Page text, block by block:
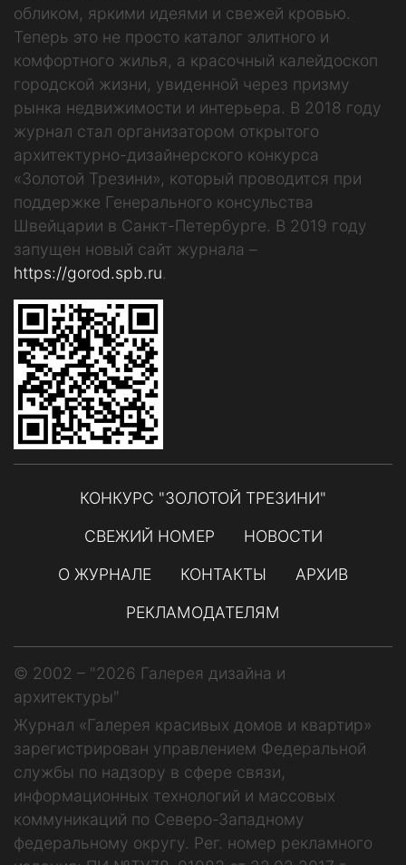
обликом, яркими идеями и свежей кровью.
Теперь это не просто каталог элитного и
комфортного жилья, а красочный калейдоскоп
городской жизни, увиденной через призму
рынка недвижимости и интерьера. В 2018 году
журнал стал организатором открытого
архитектурно-дизайнерского конкурса
«Золотой Трезини», который проводится при
поддержке Генерального консульства
Швейцарии в Санкт-Петербурге. В 2019 году
запущен новый сайт журнала –
https://gorod.spb.ru.
КОНКУРС "ЗОЛОТОЙ ТРЕЗИНИ"
СВЕЖИЙ НОМЕР
НОВОСТИ
О ЖУРНАЛЕ
КОНТАКТЫ
АРХИВ
РЕКЛАМОДАТЕЛЯМ
© 2002 – "2026 Галерея дизайна и
архитектуры"
Журнал «Галерея красивых домов и квартир»
зарегистрирован управлением Федеральной
службы по надзору в сфере связи,
информационных технологий и массовых
коммуникаций по Северо-Западному
федеральному округу. Рег. номер рекламного